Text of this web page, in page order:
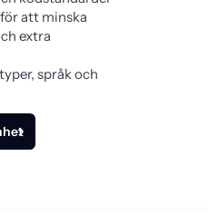
att minska
extra
språk och